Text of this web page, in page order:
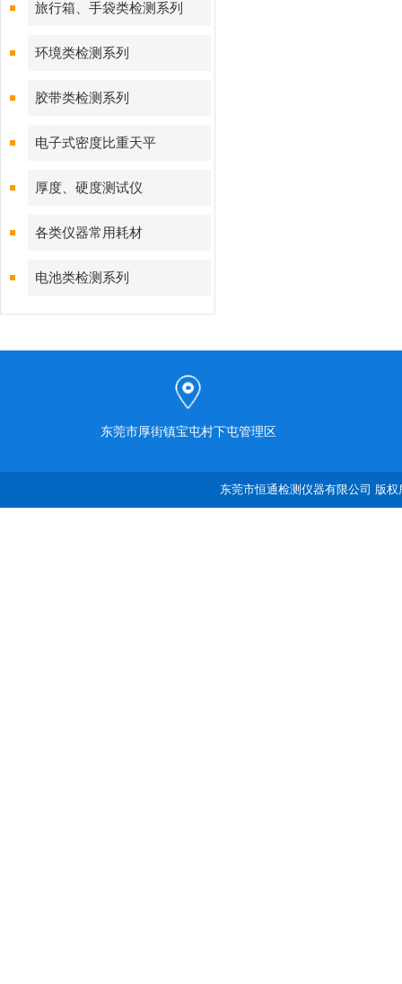
旅行箱、手袋类检测系列
环境类检测系列
胶带类检测系列
电子式密度比重天平
厚度、硬度测试仪
各类仪器常用耗材
电池类检测系列
东莞市厚街镇宝屯村下屯管理区
东莞市恒通检测仪器有限公司 版